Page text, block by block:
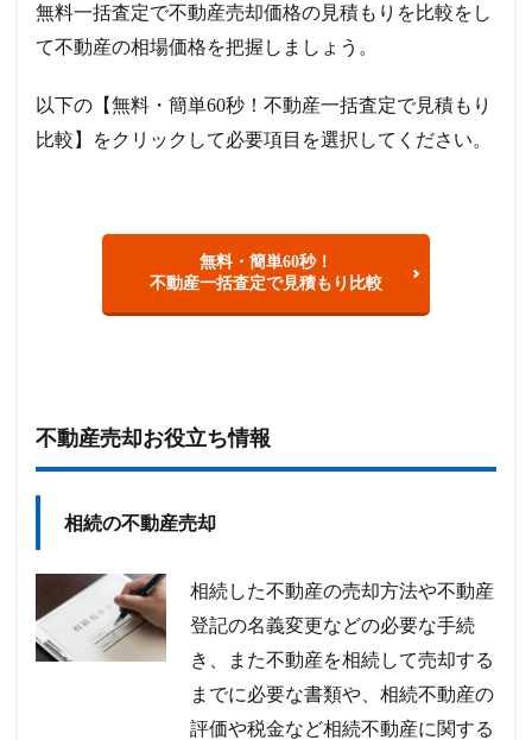
無料一括査定で不動産売却価格の見積もりを比較をし
て不動産の相場価格を把握しましょう。
以下の【無料・簡単60秒！不動産一括査定で見積もり
比較】をクリックして必要項目を選択してください。
無料・簡単60秒！
不動産一括査定で見積もり比較
不動産売却お役立ち情報
相続の不動産売却
相続した不動産の売却方法や不動産
登記の名義変更などの必要な手続
き、また不動産を相続して売却する
までに必要な書類や、相続不動産の
評価や税金など相続不動産に関する